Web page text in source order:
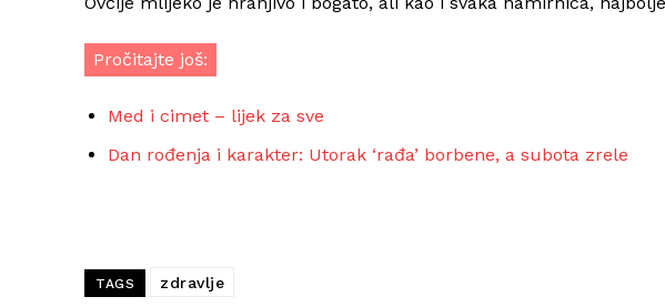
Pročitajte još:
Med i cimet – lijek za sve
Dan rođenja i karakter: Utorak ‘rađa’ borbene, a subota zrele
TAGS zdravlje